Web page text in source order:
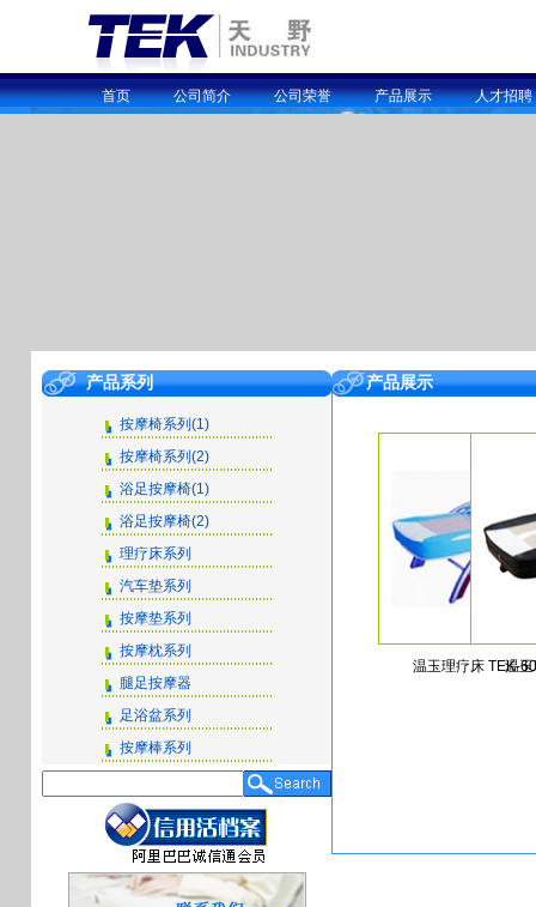
首页 公司简介 公司荣誉 产品展示 人才招聘
产品系列
按摩椅系列(1)
按摩椅系列(2)
浴足按摩椅(1)
浴足按摩椅(2)
理疗床系列
汽车垫系列
按摩垫系列
按摩枕系列
腿足按摩器
足浴盆系列
按摩棒系列
产品展示
温玉理疗床 TEK-
温